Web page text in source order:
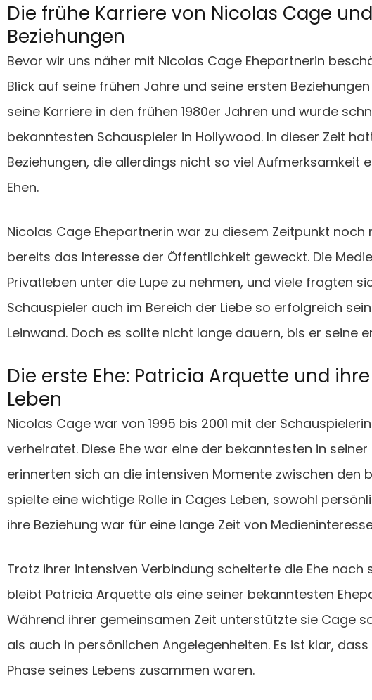
Die frühe Karriere von Nicolas Cage
Beziehungen
Bevor wir uns näher mit Nicolas Cage Ehepartnerin
Blick auf seine frühen Jahre und seine ersten
seine Karriere in den frühen 1980er Jahren und wurde
bekanntesten Schauspieler in Hollywood. In dieser Zeit
Beziehungen, die allerdings nicht so viel Aufmerksamkeit
Ehen.
Nicolas Cage Ehepartnerin war zu diesem Zeitpunkt
bereits das Interesse der Öffentlichkeit geweckt. Die
Privatleben unter die Lupe zu nehmen, und viele fragten
Schauspieler auch im Bereich der Liebe so erfolgreich
Leinwand. Doch es sollte nicht lange dauern, bis er seine
Die erste Ehe: Patricia Arquette und
Leben
Nicolas Cage war von 1995 bis 2001 mit der
verheiratet. Diese Ehe war eine der bekanntesten in seiner
erinnerten sich an die intensiven Momente zwischen den
spielte eine wichtige Rolle in Cages Leben, sowohl
ihre Beziehung war für eine lange Zeit von
Trotz ihrer intensiven Verbindung scheiterte die Ehe nach
bleibt Patricia Arquette als eine seiner bekanntesten
Während ihrer gemeinsamen Zeit unterstützte sie Cage
als auch in persönlichen Angelegenheiten. Es ist klar,
Phase seines Lebens zusammen waren.